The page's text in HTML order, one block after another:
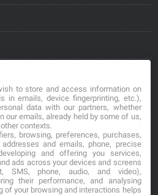
mostrados estén
to store and access information on
in emails, device fingerprinting, etc.),
data with our partners, whether
our emails, already held by some of us,
contexts.
browsing, preferences, purchases,
and emails, phone, precise
and offering you services,
ads across your devices and screens
SMS, phone, audio, and video),
their performance, and analysing
of your browsing and interactions helps